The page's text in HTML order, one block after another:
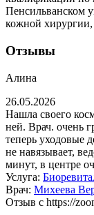
Пенсильванском
кожной
Отзывы
Алина
26.05.2026
Нашла своего
ней. Врач. очень
теперь уходовые
не навязывает,
минут, в центре
Услуга:
Врач: Михеева
Отзыв с https://